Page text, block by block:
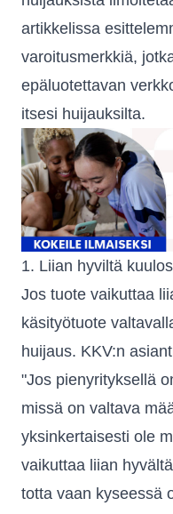
artikkelissa
varoitusmerkkiä,
epäluotettavan
itsesi huijauksilta.
1. Liian hyviltä
Jos tuote vaikuttaa
käsityötuote
huijaus. KKV:n
"Jos pienyrityksellä
missä on valtava
yksinkertaisesti ole
vaikuttaa liian
totta vaan kyseessä